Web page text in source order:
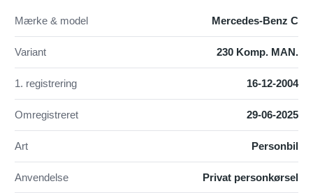
Mærke & model Mercedes-Benz C
Variant 230 Komp. MAN.
1. registrering 16-12-2004
Omregistreret 29-06-2025
Art Personbil
Anvendelse Privat personkørsel